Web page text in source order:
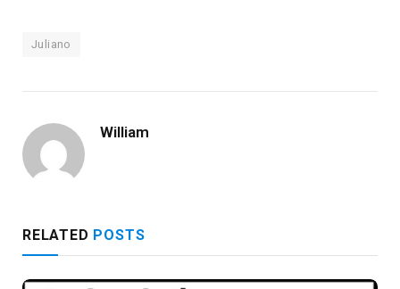
Juliano
William
RELATED POSTS